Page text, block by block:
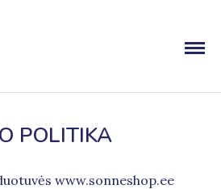
POLITIKA
www.sonneshop.ee